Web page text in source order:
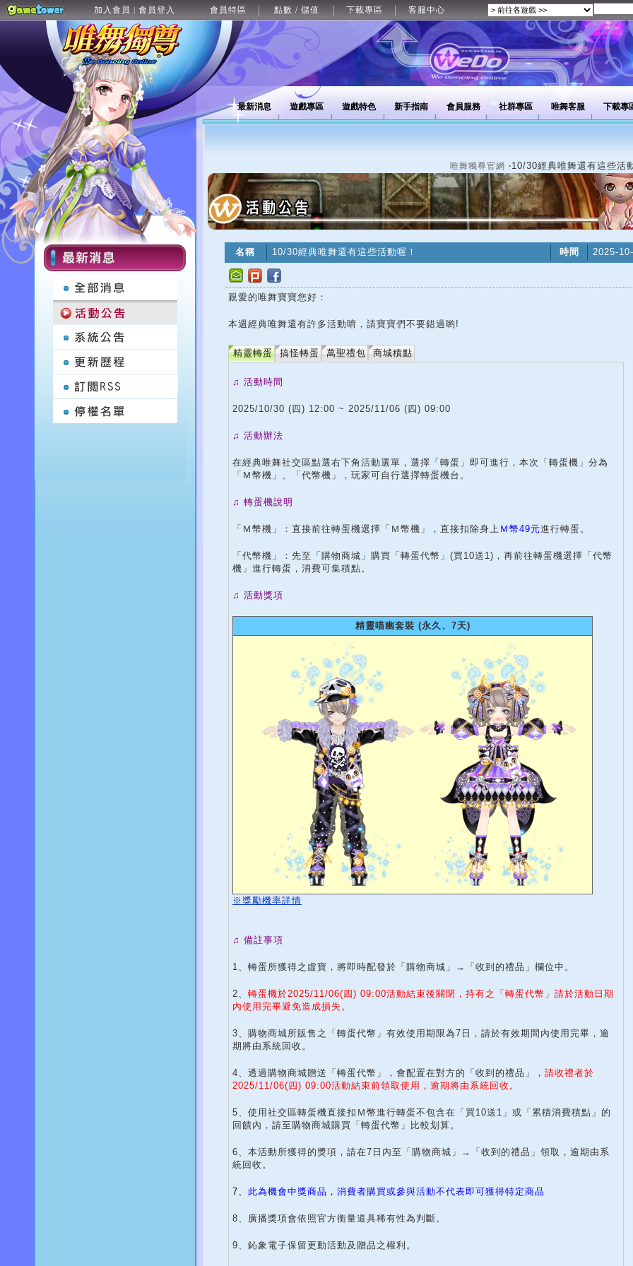
加入會員 | 會員登入 會員特區 點數 / 儲值 下載專區 客服中心
最新消息 遊戲專區 遊戲特色 新手指南 會員服務 社群專區 唯舞客服 下載專
唯舞獨尊官網 ‧10/30經典唯舞還有這些活
名稱 10/30經典唯舞還有這些活動喔！ 時間 2025-
親愛的唯舞寶寶您好：
本週經典唯舞還有許多活動唷，請寶寶們不要錯過喲!
精靈轉蛋 搞怪轉蛋 萬聖禮包 商城積點
♫ 活動時間
2025/10/30 (四) 12:00 ~ 2025/11/06 (四) 09:00
♫ 活動辦法
在經典唯舞社交區點選右下角活動選單，選擇「轉蛋」即可進行，本次「轉蛋機」分為
「Ｍ幣機」、「代幣機」，玩家可自行選擇轉蛋機台。
♫ 轉蛋機說明
「Ｍ幣機」：直接前往轉蛋機選擇「Ｍ幣機」，直接扣除身上 Ｍ幣49元進行轉蛋。
「代幣機」：先至「購物商城」購買「轉蛋代幣」(買10送1)，再前往轉蛋機選擇「代幣
機」進行轉蛋，消費可集積點。
♫ 活動獎項
精靈喵幽套裝 (永久、7天)
※獎勵機率詳情
♫ 備註事項
1、轉蛋所獲得之虛寶，將即時配發於「購物商城」→「收到的禮品」欄位中。
2、 轉蛋機於2025/11/06(四) 09:00活動結束後關閉，持有之「轉蛋代幣」請於活動日期
內使用完畢避免造成損失。
3、購物商城所販售之「轉蛋代幣」有效使用期限為7日，請於有效期間內使用完畢，逾
期將由系統回收。
4、透過購物商城贈送「轉蛋代幣」，會配置在對方的「收到的禮品」， 請收禮者於
2025/11/06(四) 09:00活動結束前領取使用，逾期將由系統回收。
5、使用社交區轉蛋機直接扣Ｍ幣進行轉蛋不包含在「買10送1」或「累積消費積點」的
回饋內，請至購物商城購買「轉蛋代幣」比較划算。
6、本活動所獲得的獎項，請在7日內至「購物商城」→「收到的禮品」領取，逾期由系
統回收。
7、 此為機會中獎商品，消費者購買或參與活動不代表即可獲得特定商品
8、廣播獎項會依照官方衡量道具稀有性為判斷。
9、鈊象電子保留更動活動及贈品之權利。